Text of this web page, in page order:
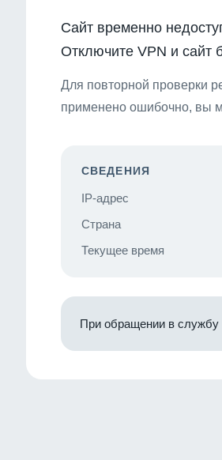
Сайт временно
Отключите VPN и сайт
Для повторной проверки
применено ошибочно, вы
СВЕДЕНИЯ
IP-адрес
Страна
Текущее время
При обращении в службу